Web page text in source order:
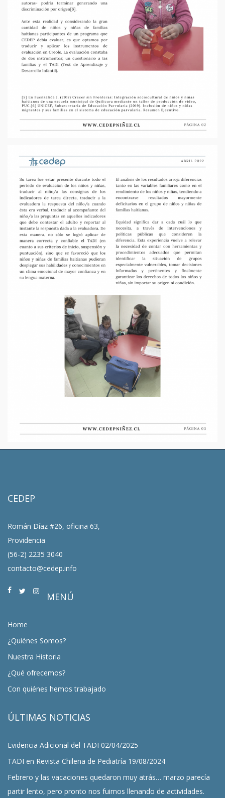
CEDEP
Román Díaz #26, oficina 63,
Providencia
(56-2) 2235 3040
contacto@cedep.info
MENÚ
Home
¿Quiénes Somos?
Nuestra Historia
¿Qué ofrecemos?
Con quiénes hemos trabajado
ÚLTIMAS NOTICIAS
Evidencia Adicional del TADI 02/04/2025
TADI en Revista Chilena de Pediatría 19/08/2024
Febrero y las vacaciones quedaron muy atrás… marzo parecía
partir lento, pero pronto nos fuimos llenando de actividades.